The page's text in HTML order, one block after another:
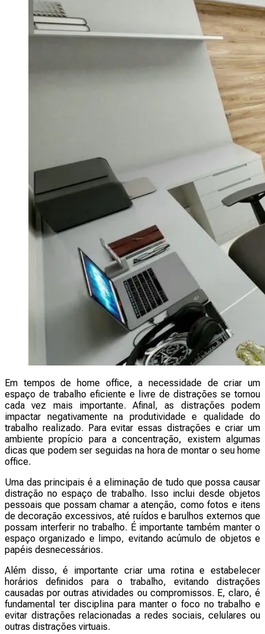
Em tempos de home office, a necessidade de criar um
espaço de trabalho eficiente e livre de distrações se tornou
cada vez mais importante. Afinal, as distrações podem
impactar negativamente na produtividade e qualidade do
trabalho realizado. Para evitar essas distrações e criar um
ambiente propício para a concentração, existem algumas
dicas que podem ser seguidas na hora de montar o seu home
office.
Uma das principais é a eliminação de tudo que possa causar
distração no espaço de trabalho. Isso inclui desde objetos
pessoais que possam chamar a atenção, como fotos e itens
de decoração excessivos, até ruídos e barulhos externos que
possam interferir no trabalho. É importante também manter o
espaço organizado e limpo, evitando acúmulo de objetos e
papéis desnecessários.
Além disso, é importante criar uma rotina e estabelecer
horários definidos para o trabalho, evitando distrações
causadas por outras atividades ou compromissos. E, claro, é
fundamental ter disciplina para manter o foco no trabalho e
evitar distrações relacionadas a redes sociais, celulares ou
outras distrações virtuais.